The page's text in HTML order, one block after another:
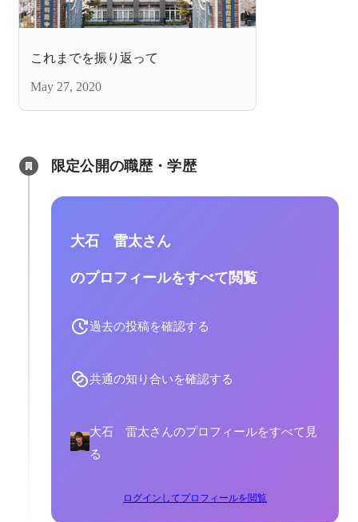
これまでを振り返って
May 27, 2020
限定公開の職歴・学歴
大石 雷太さん
のプロフィールをすべて閲覧
過去の投稿を確認する
共通の知り合いを確認する
大石 雷太さんのプロフィールをすべて見
る
ログインしてプロフィールを閲覧